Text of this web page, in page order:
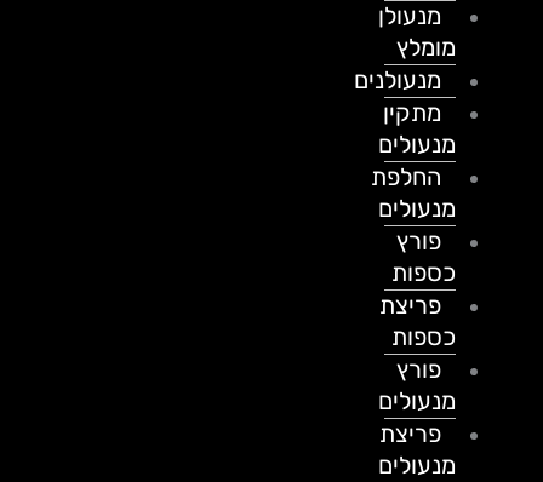
מנעולן
מומלץ
מנעולנים
מתקין
מנעולים
החלפת
מנעולים
פורץ
כספות
פריצת
כספות
פורץ
מנעולים
פריצת
מנעולים